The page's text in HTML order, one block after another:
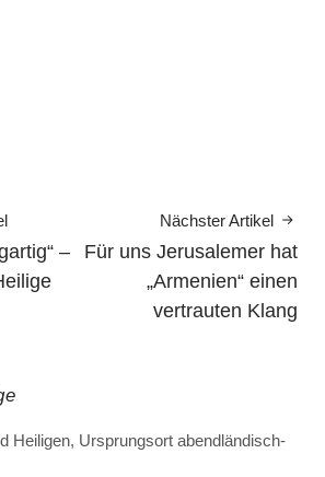
–
Nächster Artikel
Für uns Jerusalemer hat
„Armenien“ einen
vertrauten Klang
Heiligen, Ursprungsort abendländisch-